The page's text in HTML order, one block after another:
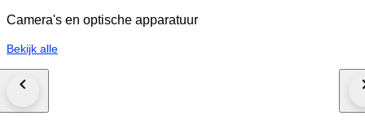
Camera's en optische apparatuur
Bekijk alle